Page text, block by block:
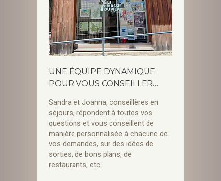
UNE ÉQUIPE DYNAMIQUE
POUR VOUS CONSEILLER…
Sandra et Joanna, conseillères en
séjours, répondent à toutes vos
questions et vous conseillent de
manière personnalisée à chacune de
vos demandes, sur des idées de
sorties, de bons plans, de
restaurants, etc.